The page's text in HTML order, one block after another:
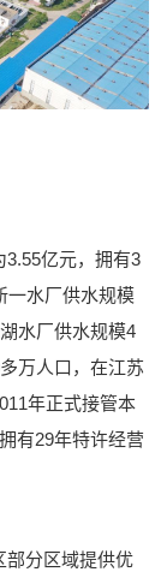
亿元，拥有3
一水厂供水规模
水厂供水规模4
万人口，在江苏
年正式接管本
有29年特许经营
分区域提供优